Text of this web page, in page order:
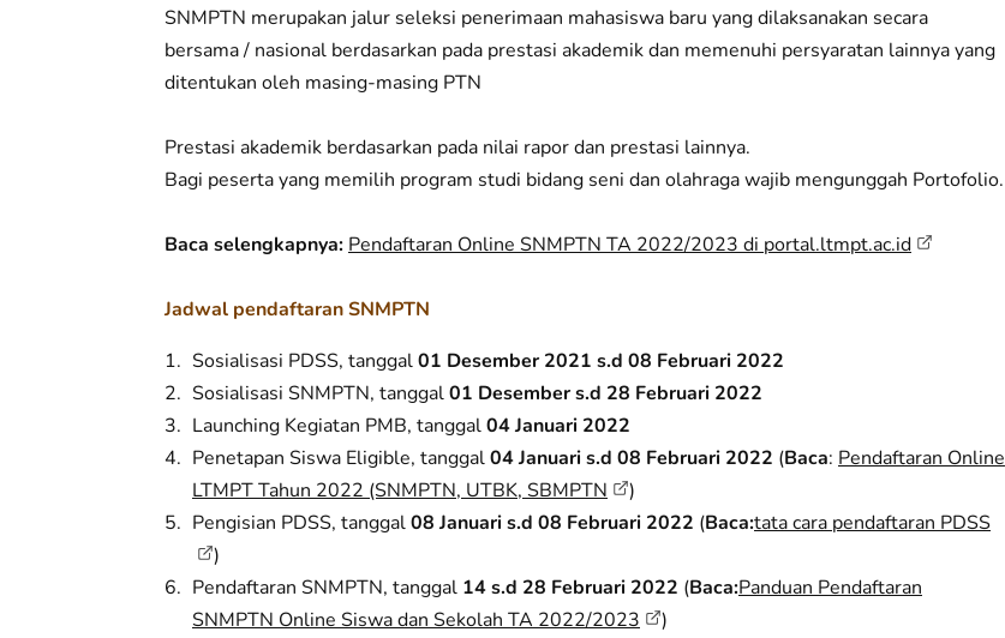
SNMPTN merupakan jalur seleksi penerimaan mahasiswa baru yang dilaksanakan secara
bersama / nasional berdasarkan pada prestasi akademik dan memenuhi persyaratan lainnya yang
ditentukan oleh masing-masing PTN
Prestasi akademik berdasarkan pada nilai rapor dan prestasi lainnya.
Bagi peserta yang memilih program studi bidang seni dan olahraga wajib mengunggah Portofolio.
Baca selengkapnya: Pendaftaran Online SNMPTN TA 2022/2023 di portal.ltmpt.ac.id
Jadwal pendaftaran SNMPTN
Sosialisasi PDSS, tanggal01 Desember 2021 s.d 08 Februari 2022
Sosialisasi SNMPTN, tanggal01 Desember s.d 28 Februari 2022
Launching Kegiatan PMB, tanggal04 Januari 2022
Penetapan Siswa Eligible, tanggal04 Januari s.d 08 Februari 2022 (Baca: Pendaftaran Online
LTMPT Tahun 2022 (SNMPTN, UTBK, SBMPTN
)
Pengisian PDSS, tanggal08 Januari s.d 08 Februari 2022 (Baca:tata cara pendaftaran PDSS
)
Pendaftaran SNMPTN, tanggal 14 s.d 28 Februari 2022 (Baca:Panduan Pendaftaran
SNMPTN Online Siswa dan Sekolah TA 2022/2023
)